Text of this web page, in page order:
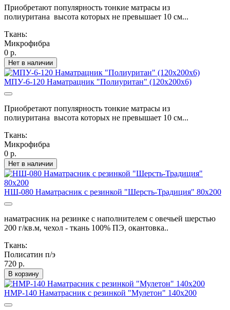
Приобретают популярность тонкие матрасы из
полиуритана высота которых не превышает 10 см...
Ткань:
Микрофибра
0 р.
Нет в наличии
МПУ-6-120 Наматрацник "Полиуритан" (120х200х6)
Приобретают популярность тонкие матрасы из
полиуритана высота которых не превышает 10 см...
Ткань:
Микрофибра
0 р.
Нет в наличии
НШ-080 Наматрасник с резинкой "Шерсть-Традиция" 80х200
наматрасник на резинке с наполнителем с овечьей шерстью
200 г/кв.м, чехол - ткань 100% ПЭ, окантовка..
Ткань:
Полисатин п/э
720 р.
В корзину
НМР-140 Наматрасник с резинкой "Мулетон" 140х200